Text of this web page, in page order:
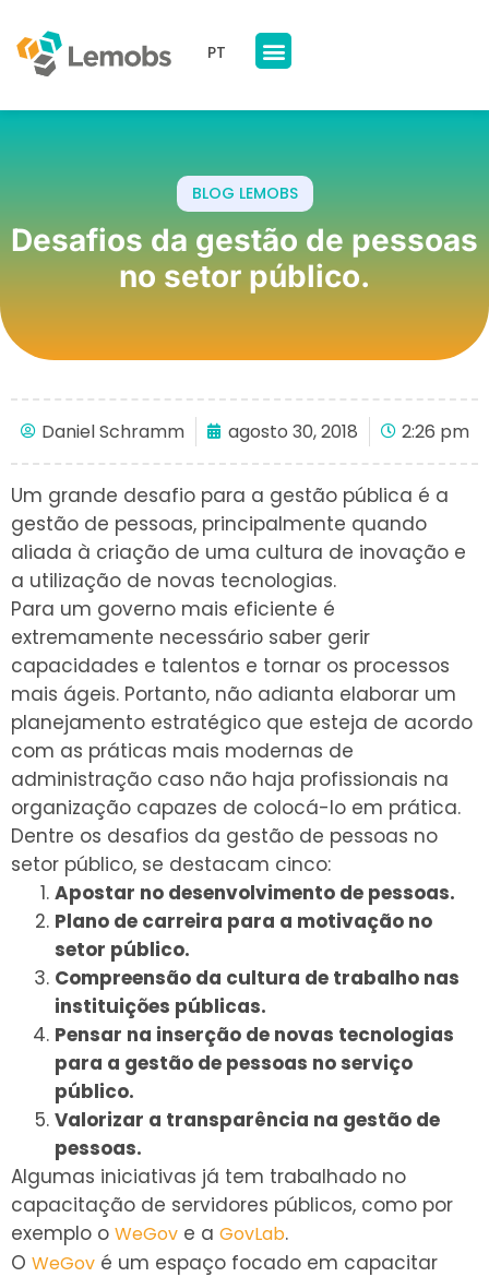
PT
BLOG LEMOBS
Desafios da gestão de pessoas
no setor público.
Daniel Schramm agosto 30, 2018 2:26 pm
Um grande desafio para a gestão pública é a
gestão de pessoas, principalmente quando
aliada à criação de uma cultura de inovação e
a utilização de novas tecnologias.
Para um governo mais eficiente é
extremamente necessário saber gerir
capacidades e talentos e tornar os processos
mais ágeis. Portanto, não adianta elaborar um
planejamento estratégico que esteja de acordo
com as práticas mais modernas de
administração caso não haja profissionais na
organização capazes de colocá-lo em prática.
Dentre os desafios da gestão de pessoas no
setor público, se destacam cinco:
Apostar no desenvolvimento de pessoas.
Plano de carreira para a motivação no
setor público.
Compreensão da cultura de trabalho nas
instituições públicas.
Pensar na inserção de novas tecnologias
para a gestão de pessoas no serviço
público.
Valorizar a transparência na gestão de
pessoas.
Algumas iniciativas já tem trabalhado no
capacitação de servidores públicos, como por
exemplo o WeGov e a GovLab.
O WeGov é um espaço focado em capacitar